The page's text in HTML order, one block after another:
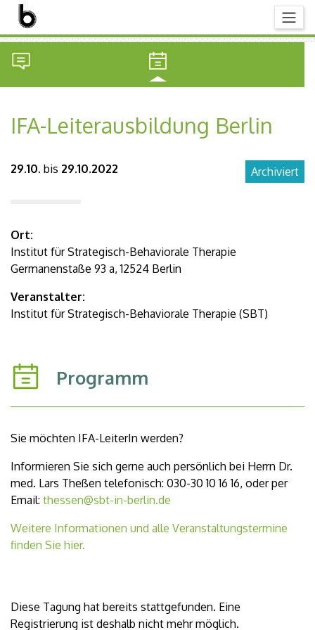
IFA-Leiterausbildung Berlin
Archiviert
29.10. bis 29.10.2022
Ort:
Institut für Strategisch-Behaviorale Therapie
Germanenstaße 93 a, 12524 Berlin
Veranstalter:
Institut für Strategisch-Behaviorale Therapie (SBT)
Programm
Sie möchten IFA-LeiterIn werden?
Informieren Sie sich gerne auch persönlich bei Herrn Dr.
med. Lars Theßen telefonisch: 030-30 10 16 16, oder per
Email: thessen@sbt-in-berlin.de
Weitere Informationen und alle Veranstaltungstermine
finden Sie hier.
Diese Tagung hat bereits stattgefunden. Eine
Registrierung ist deshalb nicht mehr möglich.